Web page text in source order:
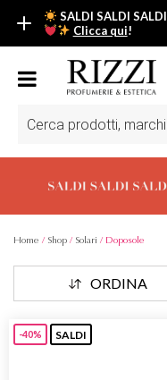
SALDI SALDI SALDI
Clicca qui!
SALDI SALDI SALDI
Fino al -50% su
Scopri tutti i prodotti in
prodotti
Home / Shop / Solari / Doposole
ORDINA
-40% SALDI